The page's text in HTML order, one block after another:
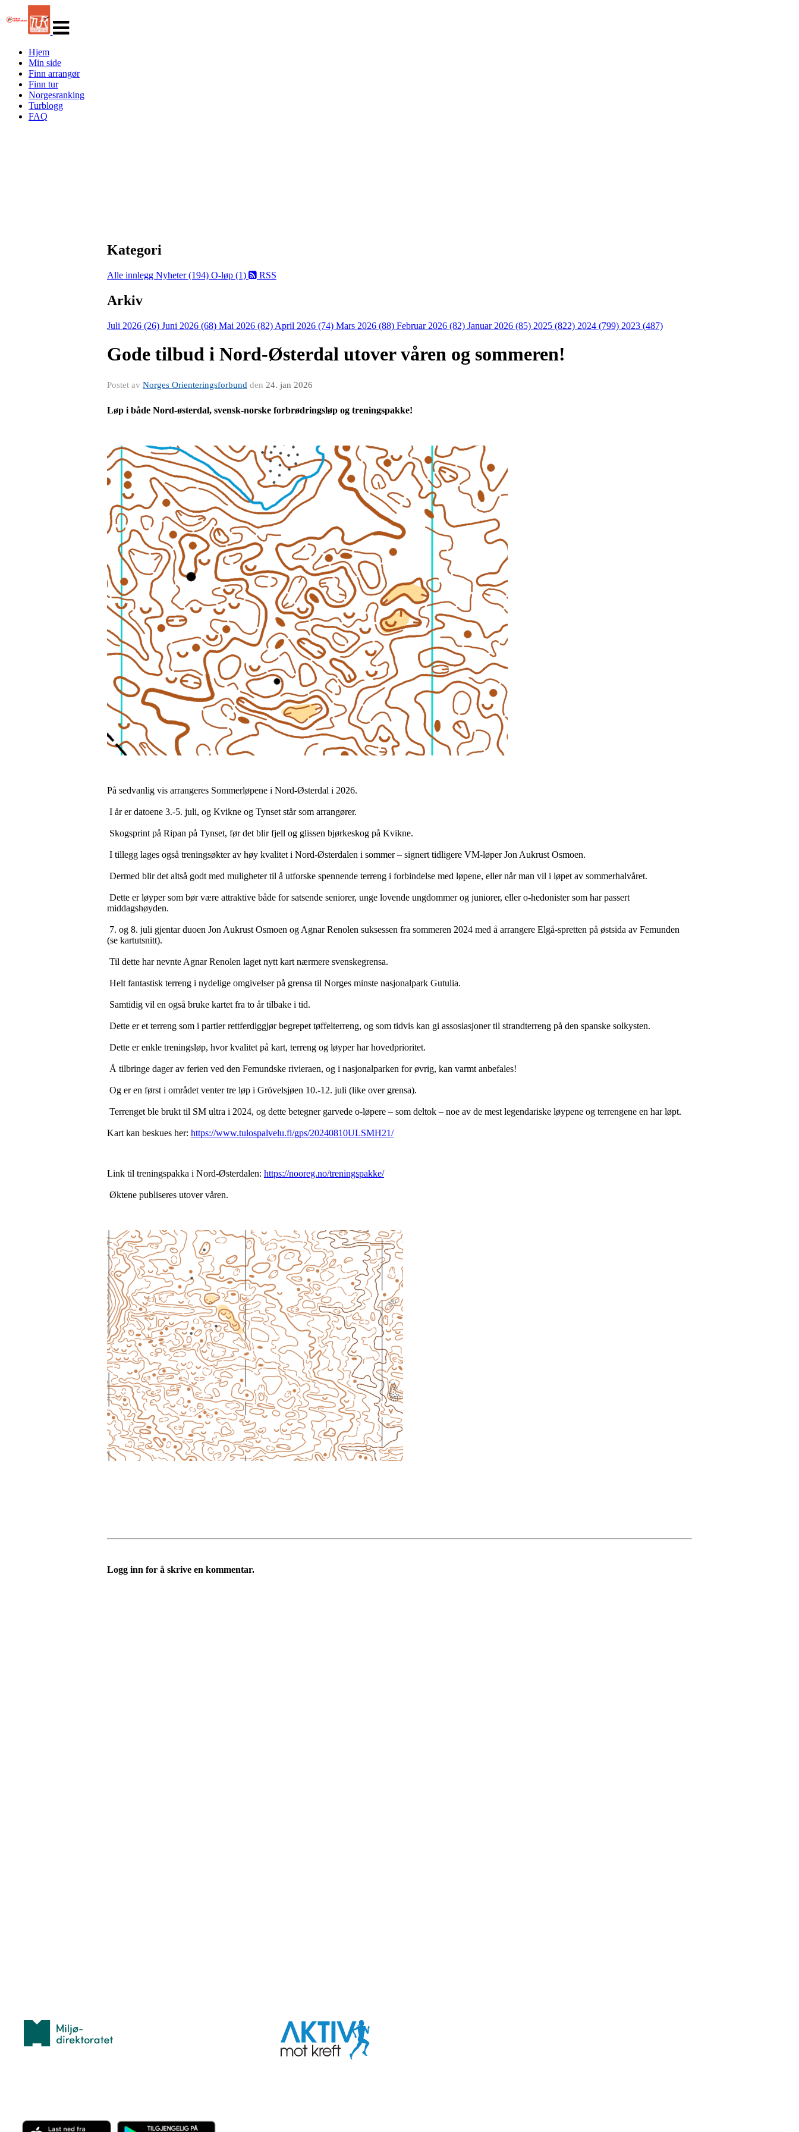
navigasjon
Hjem
Min side
Finn arrangør
Finn tur
Norgesranking
Turblogg
FAQ
Kategori
Alle innlegg Nyheter (194) O-løp (1) RSS
Arkiv
Juli 2026 (26) Juni 2026 (68) Mai 2026 (82) April 2026 (74) Mars 2026 (88) Februar 2026 (82) Januar 2026 (85) 2025 (822) 2024 (799) 2023 (487)
Gode tilbud i Nord-Østerdal utover våren og sommeren!
Postet av Norges Orienteringsforbund den 24. jan 2026
Løp i både Nord-østerdal, svensk-norske forbrødringsløp og treningspakke!
På sedvanlig vis arrangeres Sommerløpene i Nord-Østerdal i 2026.
I år er datoene 3.-5. juli, og Kvikne og Tynset står som arrangører.
Skogsprint på Ripan på Tynset, før det blir fjell og glissen bjørkeskog på Kvikne.
I tillegg lages også treningsøkter av høy kvalitet i Nord-Østerdalen i sommer – signert tidligere VM-løper Jon Aukrust Osmoen.
Dermed blir det altså godt med muligheter til å utforske spennende terreng i forbindelse med løpene, eller når man vil i løpet av sommerhalvåret.
Dette er løyper som bør være attraktive både for satsende seniorer, unge lovende ungdommer og juniorer, eller o-hedonister som har passert
middagshøyden.
7. og 8. juli gjentar duoen Jon Aukrust Osmoen og Agnar Renolen suksessen fra sommeren 2024 med å arrangere Elgå-spretten på østsida av Femunden
(se kartutsnitt).
Til dette har nevnte Agnar Renolen laget nytt kart nærmere svenskegrensa.
Helt fantastisk terreng i nydelige omgivelser på grensa til Norges minste nasjonalpark Gutulia.
Samtidig vil en også bruke kartet fra to år tilbake i tid.
Dette er et terreng som i partier rettferdiggjør begrepet tøffelterreng, og som tidvis kan gi assosiasjoner til strandterreng på den spanske solkysten.
Dette er enkle treningsløp, hvor kvalitet på kart, terreng og løyper har hovedprioritet.
Å tilbringe dager av ferien ved den Femundske rivieraen, og i nasjonalparken for øvrig, kan varmt anbefales!
Og er en først i området venter tre løp i Grövelsjøen 10.-12. juli (like over grensa).
Terrenget ble brukt til SM ultra i 2024, og dette betegner garvede o-løpere – som deltok – noe av de mest legendariske løypene og terrengene en har løpt.
Kart kan beskues her: https://www.tulospalvelu.fi/gps/20240810ULSMH21/
Link til treningspakka i Nord-Østerdalen: https://nooreg.no/treningspakke/
Øktene publiseres utover våren.
Logg inn for å skrive en kommentar.